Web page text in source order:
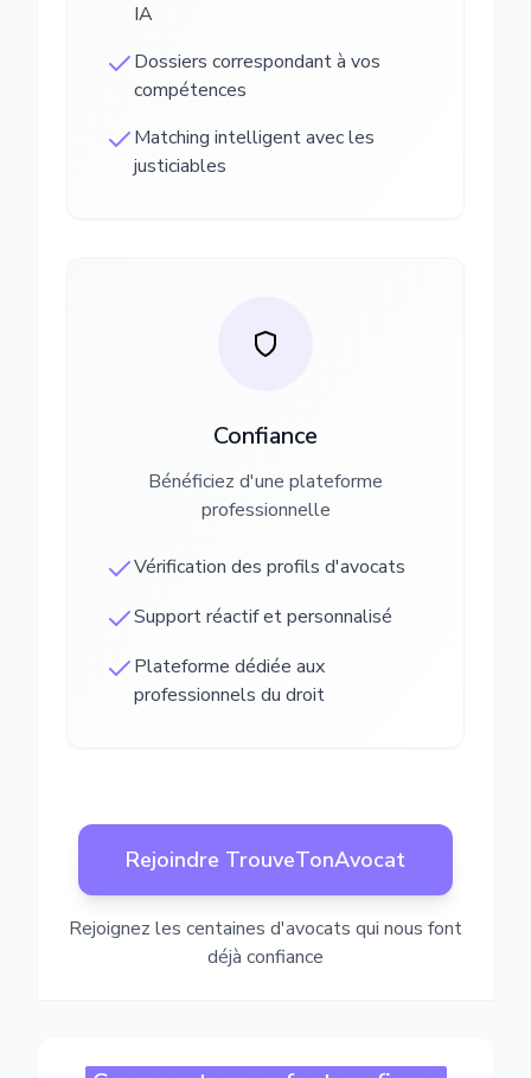
IA
Dossiers correspondant à vos
compétences
Matching intelligent avec les
justiciables
Confiance
Bénéficiez d'une plateforme
professionnelle
Vérification des profils d'avocats
Support réactif et personnalisé
Plateforme dédiée aux
professionnels du droit
Rejoindre TrouveTonAvocat
Rejoignez les centaines d'avocats qui nous font
déjà confiance